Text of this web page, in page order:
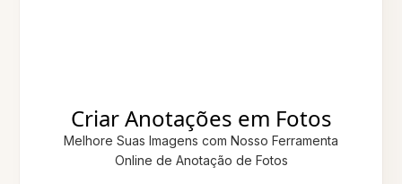
Criar Anotações em Fotos
Melhore Suas Imagens com Nosso Ferramenta
Online de Anotação de Fotos